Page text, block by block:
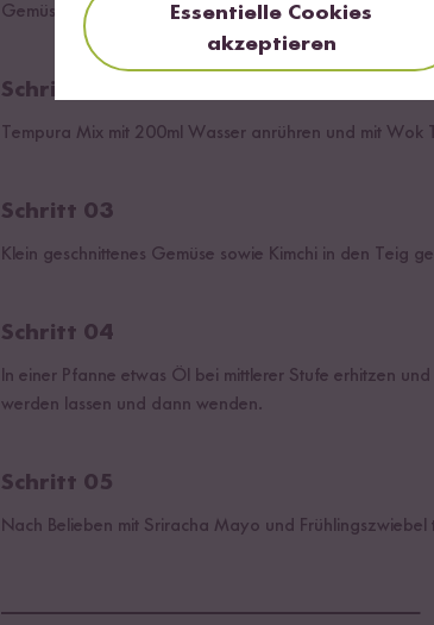
Gemüse in feine Streifen und Pilze in dünne Scheiben
Schritt 02
Tempura Mix mit 200ml Wasser anrühren und mit Wok
Schritt 03
Klein geschnittenes Gemüse sowie Kimchi in den Teig
Schritt 04
In einer Pfanne etwas Öl bei mittlerer Stufe erhitzen
werden lassen und dann wenden.
Schritt 05
Nach Belieben mit Sriracha Mayo und
Essentielle Cookies
akzeptieren